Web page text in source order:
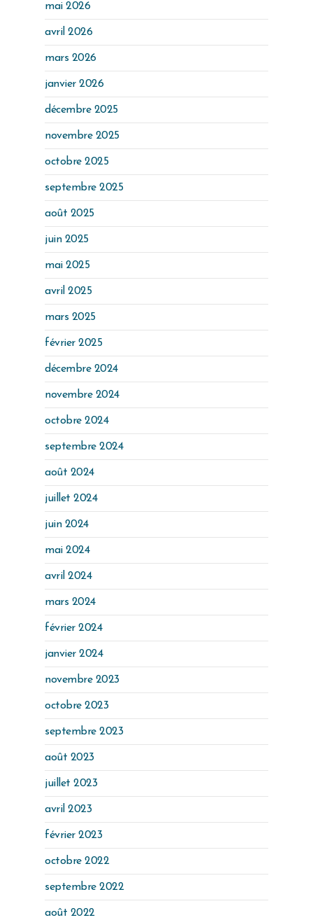
mai 2026
avril 2026
mars 2026
janvier 2026
décembre 2025
novembre 2025
octobre 2025
septembre 2025
août 2025
juin 2025
mai 2025
avril 2025
mars 2025
février 2025
décembre 2024
novembre 2024
octobre 2024
septembre 2024
août 2024
juillet 2024
juin 2024
mai 2024
avril 2024
mars 2024
février 2024
janvier 2024
novembre 2023
octobre 2023
septembre 2023
août 2023
juillet 2023
avril 2023
février 2023
octobre 2022
septembre 2022
août 2022